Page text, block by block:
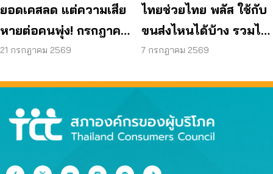
ยอดเคสลด แต่ความเสีย
หายต่อคนพุ่ง! กรกฎาคม
แค่ 17 วัน สูญแล้วกว่า
21 กรกฎาคม 2569
ไทยช่วยไทย พลัส ใช้กับ
ขนส่งไหนได้บ้าง รวมไว้
ให้แล้ว
7 กรกฎาคม 2569